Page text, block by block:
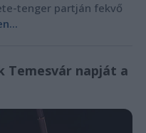
tenger partján fekvő
Temesvár napját a